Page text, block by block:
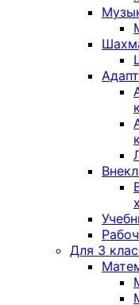
Для 3